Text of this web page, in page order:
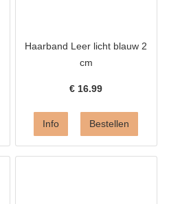
Haarband Leer licht blauw 2
cm
€ 16.99